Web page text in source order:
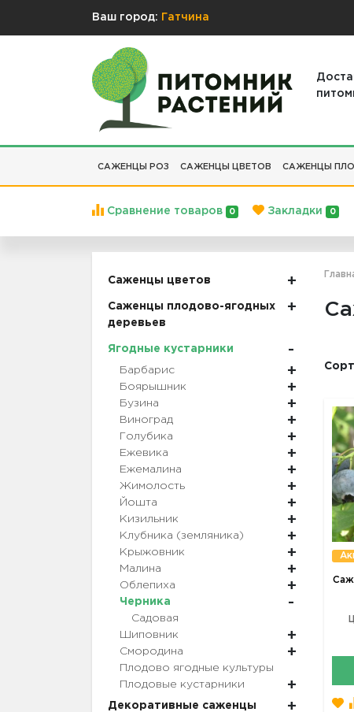
Ваш город: Гатчина
САЖЕНЦЫ РОЗ САЖЕНЦЫ ЦВЕТОВ САЖЕНЦЫ
Сравнение товаров 0 Закладки 0
Саженцы цветов
Саженцы плодово-ягодных
деревьев
Ягодные кустарники
Барбарис
Боярышник
Бузина
Виноград
Голубика
Ежевика
Ежемалина
Жимолость
Йошта
Кизильник
Клубника (земляника)
Крыжовник
Малина
Облепиха
Черника
Садовая
Шиповник
Смородина
Плодово ягодные культуры
Плодовые кустарники
Декоративные саженцы